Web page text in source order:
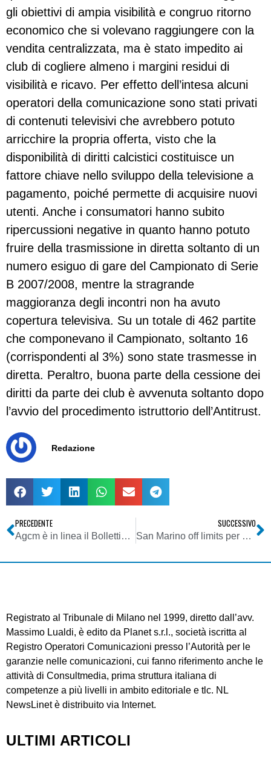
gli obiettivi di ampia visibilità e congruo ritorno
economico che si volevano raggiungere con la
vendita centralizzata, ma è stato impedito ai
club di cogliere almeno i margini residui di
visibilità e ricavo. Per effetto dell’intesa alcuni
operatori della comunicazione sono stati privati
di contenuti televisivi che avrebbero potuto
arricchire la propria offerta, visto che la
disponibilità di diritti calcistici costituisce un
fattore chiave nello sviluppo della televisione a
pagamento, poiché permette di acquisire nuovi
utenti. Anche i consumatori hanno subito
ripercussioni negative in quanto hanno potuto
fruire della trasmissione in diretta soltanto di un
numero esiguo di gare del Campionato di Serie
B 2007/2008, mentre la stragrande
maggioranza degli incontri non ha avuto
copertura televisiva. Su un totale di 462 partite
che componevano il Campionato, soltanto 16
(corrispondenti al 3%) sono state trasmesse in
diretta. Peraltro, buona parte della cessione dei
diritti da parte dei club è avvenuta soltanto dopo
l’avvio del procedimento istruttorio dell’Antitrust.
Redazione
PRECEDENTE
Agcm è in linea il Bollettino 49/2009
SUCCESSIVO
San Marino off limits per gli avvocati italiani. Ennesima dimostrazione del corto circuito di una professione che necessita di una riforma radicale per stare sul mercato
Registrato al Tribunale di Milano nel 1999, diretto dall’avv.
Massimo Lualdi, è edito da Planet s.r.l., società iscritta al
Registro Operatori Comunicazioni presso l’Autorità per le
garanzie nelle comunicazioni, cui fanno riferimento anche le
attività di Consultmedia, prima struttura italiana di
competenze a più livelli in ambito editoriale e tlc. NL
NewsLinet è distribuito via Internet.
ULTIMI ARTICOLI